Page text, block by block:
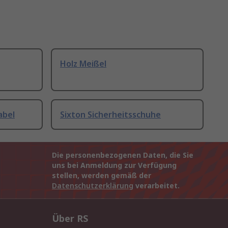
Holz Meißel
Sixton Sicherheitsschuhe
Die personenbezogenen Daten, die Sie
uns bei Anmeldung zur Verfügung
stellen, werden gemäß der
Datenschutzerklärung verarbeitet.
Über RS